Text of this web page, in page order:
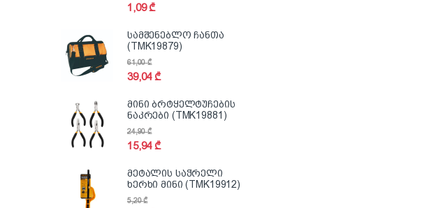
1,09₾
სამშენებლო ჩანთა
(TMK19879)
39,04 ₾
61,00₾
მინი ბრტყელტუჩების
ნაკრები (TMK19881)
15,94 ₾
24,90₾
მეტალის საჭრელი
ხერხი მინი (TMK19912)
5,20₾